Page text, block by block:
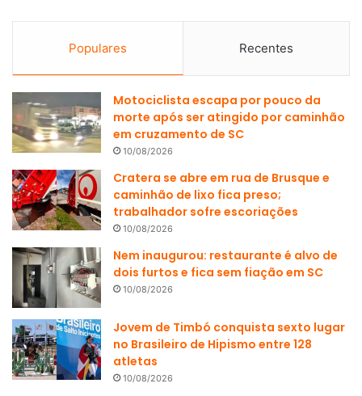
Populares Recentes
Motociclista escapa por pouco da
morte após ser atingido por caminhão
em cruzamento de SC
10/08/2026
Cratera se abre em rua de Brusque e
caminhão de lixo fica preso;
trabalhador sofre escoriações
10/08/2026
Nem inaugurou: restaurante é alvo de
dois furtos e fica sem fiação em SC
10/08/2026
Jovem de Timbó conquista sexto lugar
no Brasileiro de Hipismo entre 128
atletas
10/08/2026